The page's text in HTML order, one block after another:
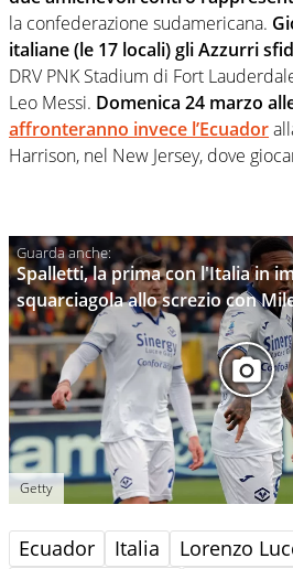
la confederazione sudamericana.
italiane (le 17 locali) gli Azzurri
DRV PNK Stadium di Fort
Leo Messi. Domenica 24 marzo
affronteranno invece l’Ecuador
Harrison, nel New Jersey, dove
Spalletti, la prima con l'Italia in
squarciagola allo screzio con
Getty
Ecuador Italia
Lorenzo